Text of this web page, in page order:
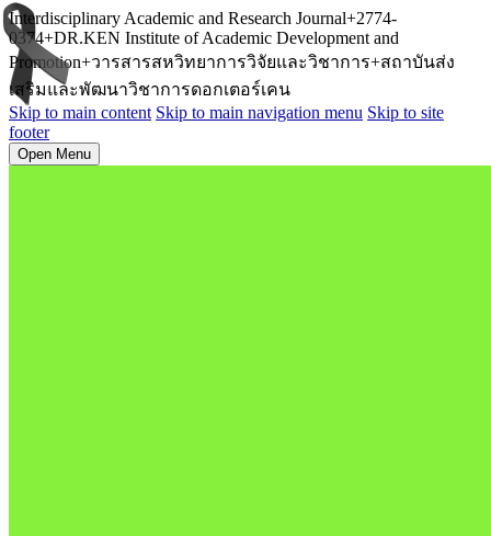
Interdisciplinary Academic and Research Journal+2774-
0374+DR.KEN Institute of Academic Development and
Promotion+วารสารสหวิทยาการวิจัยและวิชาการ+สถาบันส่ง
เสริมและพัฒนาวิชาการดอกเตอร์เคน
Skip to main content Skip to main navigation menu Skip to site
footer
Open Menu